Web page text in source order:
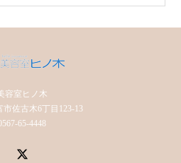
容室ヒノ木
市佐古木6丁目123-13
65-4448